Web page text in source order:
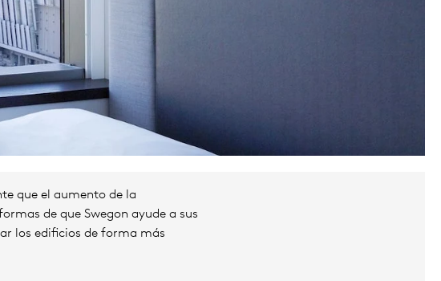
que el aumento de la
de que Swegon ayude a sus
los edificios de forma más